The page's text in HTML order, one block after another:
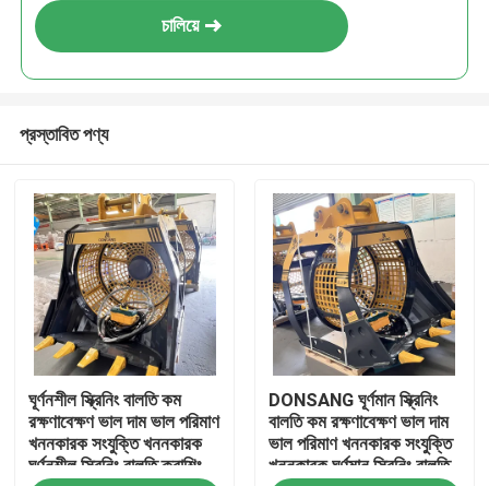
চালিয়ে
প্রস্তাবিত পণ্য
ঘূর্ণনশীল স্ক্রিনিং বালতি কম
রক্ষণাবেক্ষণ ভাল দাম ভাল পরিমাণ
খননকারক সংযুক্তি খননকারক
ঘূর্ণনশীল স্ক্রিনিং বালতি ক্রাশিং
DONSANG ঘূর্ণমান স্ক্রিনিং
বালতি কম রক্ষণাবেক্ষণ ভাল দাম
ভাল পরিমাণ খননকারক সংযুক্তি
খননকারক ঘূর্ণমান স্ক্রিনিং বালতি